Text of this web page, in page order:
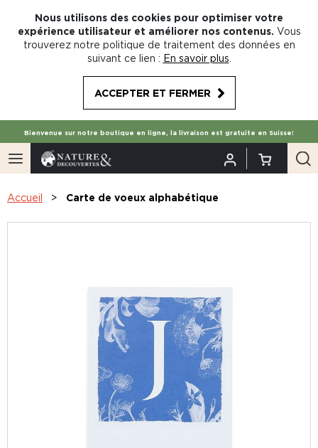
Nous utilisons des cookies pour optimiser votre
expérience utilisateur et améliorer nos contenus. Vous
trouverez notre politique de traitement des données en
suivant ce lien : En savoir plus
ACCEPTER ET FERMER
Bienvenue sur notre boutique en ligne, la livraison est gratuite en Suisse!
Accueil Carte de voeux alphabétique